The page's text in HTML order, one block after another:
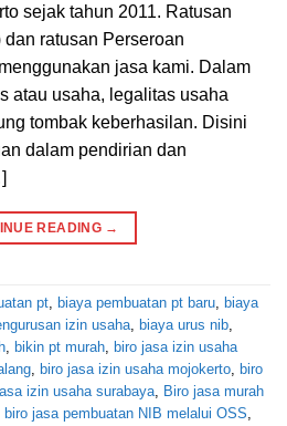
sejak tahun 2011. Ratusan
dan ratusan Perseroan
jasa kami. Dalam
atau usaha, legalitas usaha
tombak keberhasilan. Disini
dalam pendirian dan
READING →
pt, biaya pembuatan pt baru, biaya
izin usaha, biaya urus nib,
, bikin pt murah, biro jasa izin usaha
, biro jasa izin usaha mojokerto, biro
izin usaha surabaya, Biro jasa murah
biro jasa pembuatan NIB melalui OSS,